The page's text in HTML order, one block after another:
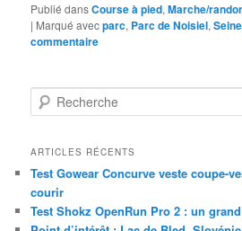
Publié dansCourse à pied,Marche/
| Marqué avecparc, Parc de Noisiel,
commentaire
e
h
r
c
h
ARTICLES RÉCENTS
Test Gowear Concurve veste coupe-
courir
Test Shokz OpenRun Pro 2 : un